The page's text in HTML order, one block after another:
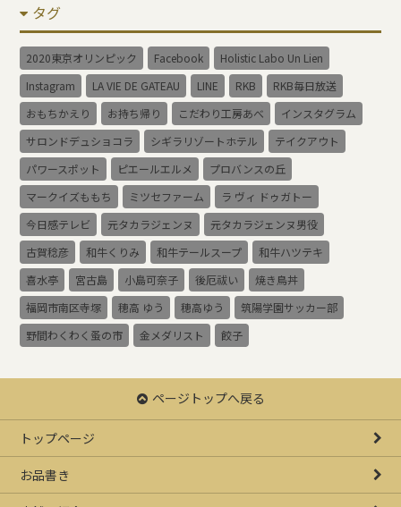
タグ
2020東京オリンピック Facebook
Holistic Labo Un Lien
Instagram
LA VIE DE GATEAU LINE RKB
RKB毎日放送
おもちかえり
お持ち帰り こだわり工房あべ
インスタグラム
サロンドデュショコラ
シギラリゾートホテル
テイクアウト
パワースポット
ピエールエルメ
プロバンスの丘
マークイズももち
ミツセファーム
ラ ヴィ ドゥガトー
今日感テレビ
元タカラジェンヌ
元タカラジェンヌ男役
古賀稔彦
和牛くりみ 和牛テールスープ
和牛ハツテキ
喜水亭
宮古島 小島可奈子 後厄祓い
焼き鳥丼
福岡市南区寺塚
穂高 ゆう 穂高ゆう
筑陽学園サッカー部
野間わくわく蚤の市
金メダリスト 餃子
ページトップへ戻る
トップページ
お品書き